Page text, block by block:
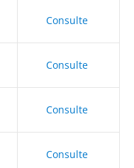
Consulte
Consulte
Consulte
Consulte